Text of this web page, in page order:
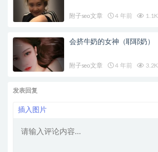
附子seo文章 4 年前 1.1K
会挤牛奶的女神（耶耶奶）
附子seo文章 4 年前 3.2K
发表回复
插入图片